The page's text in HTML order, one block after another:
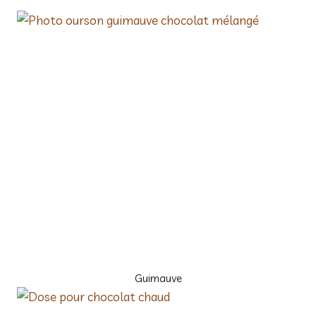
Guimauve